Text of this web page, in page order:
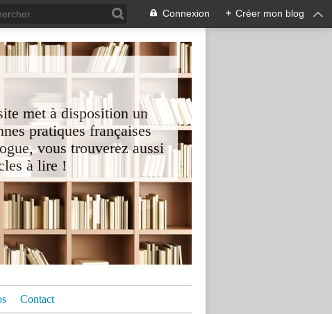
Connexion + Créer mon blog
met à disposition un
pratiques françaises
vous trouverez aussi
à lire !
Contact